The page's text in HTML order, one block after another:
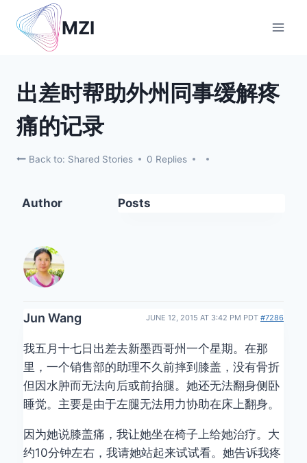
content
MZI
出差时帮助外州同事缓解疼
痛的记录
Back to: Shared Stories 0 Replies
Author Posts
Jun Wang JUNE 12, 2015 AT 3:42 PM PDT #7286
我五月十七日出差去新墨西哥州一个星期。在那
里，一个销售部的助理不久前摔到膝盖，没有骨折
但因水肿而无法向后或前抬腿。她还无法翻身侧卧
睡觉。主要是由于左腿无法用力协助在床上翻身。
因为她说膝盖痛，我让她坐在椅子上给她治疗。大
约10分钟左右，我请她站起来试试看。她告诉我疼